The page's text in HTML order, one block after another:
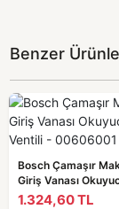
Benzer
Bosch Çamaşır
Giriş Vanası
Ventili - 00606001
1.324,60 TL